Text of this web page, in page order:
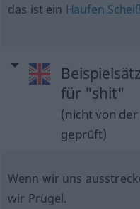
das ist ein Haufen
für "shit"
(nicht von
geprüft)
Wenn wir uns
wir Prügel.